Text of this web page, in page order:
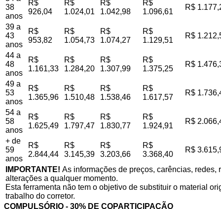
38
anos
R$
926,04
R$
1.024,01
R$
1.042,98
R$
1.096,61
R$
39 a
43
anos
R$
953,82
R$
1.054,73
R$
1.074,27
R$
1.129,51
R$
44 a
48
anos
R$
1.161,33
R$
1.284,20
R$
1.307,99
R$
1.375,25
R$
49 a
53
anos
R$
1.365,96
R$
1.510,48
R$
1.538,46
R$
1.617,57
R$
54 a
58
anos
R$
1.625,49
R$
1.797,47
R$
1.830,77
R$
1.924,91
R$
+ de
59
anos
R$
2.844,44
R$
3.145,39
R$
3.203,66
R$
3.368,40
R$
IMPORTANTE! As informações de preços, carências,
alterações a qualquer momento.
Esta ferramenta não tem o objetivo de substituir o material
trabalho do corretor.
COMPULSÓRIO - 30% DE COPARTICIPAÇÃO